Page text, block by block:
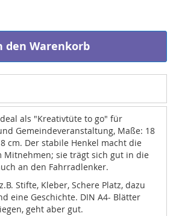
den Warenkorb
als "Kreativtüte to go" für
Gemeindeveranstaltung, Maße: 18
cm. Der stabile Henkel macht die
Mitnehmen; sie trägt sich gut in die
an den Fahrradlenker.
Stifte, Kleber, Schere Platz, dazu
eine Geschichte. DIN A4- Blätter
geht aber gut.